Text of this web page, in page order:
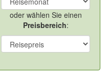
oder wählen Sie einen
Preisbereich: